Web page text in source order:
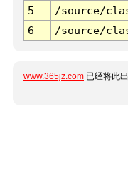
5
/source/
6
/source/
www.365jz.com 已经将此